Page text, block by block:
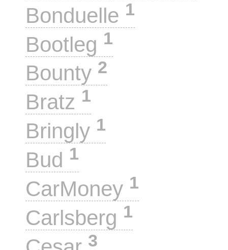
Bonduelle 1
Bootleg 1
Bounty 2
Bratz 1
Bringly 1
Bud 1
CarMoney 1
Carlsberg 1
3